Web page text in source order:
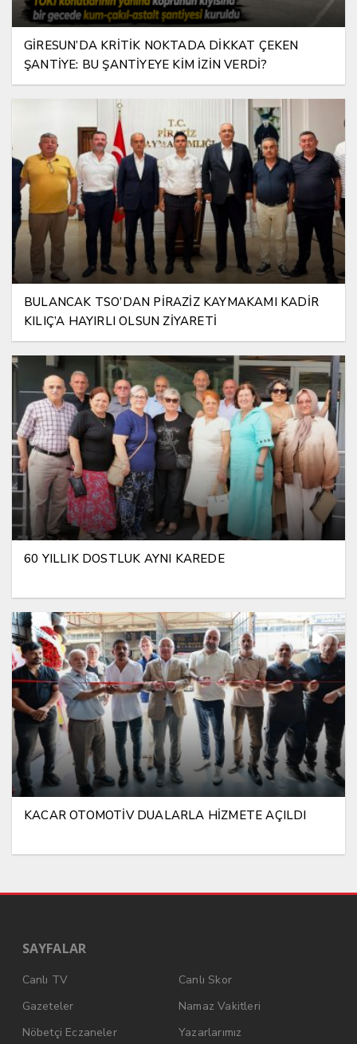
GİRESUN’DA KRİTİK NOKTADA DİKKAT ÇEKEN
ŞANTİYE: BU ŞANTİYEYE KİM İZİN VERDİ?
BULANCAK TSO’DAN PİRAZİZ KAYMAKAMI KADİR
KILIÇ’A HAYIRLI OLSUN ZİYARETİ
60 YILLIK DOSTLUK AYNI KAREDE
KACAR OTOMOTİV DUALARLA HİZMETE AÇILDI
SAYFALAR
Canlı TV
Canlı Skor
Gazeteler
Namaz Vakitleri
Nöbetçi Eczaneler
Yazarlarımız